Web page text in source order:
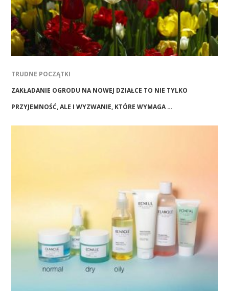
TRUDNE POCZĄTKI
ZAKŁADANIE OGRODU NA NOWEJ DZIAŁCE TO NIE TYLKO
PRZYJEMNOŚĆ, ALE I WYZWANIE, KTÓRE WYMAGA …